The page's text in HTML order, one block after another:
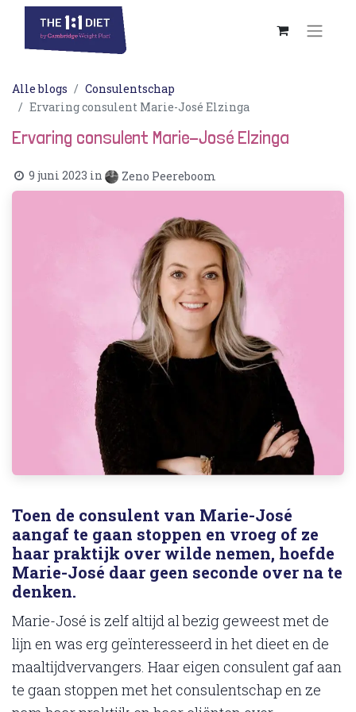
Alle blogs
Consulentschap
Ervaring consulent Marie-José Elzinga
Ervaring consulent Marie-José Elzinga
9 juni 2023 in Zeno Peereboom
Toen de consulent van Marie-José
aangaf te gaan stoppen en vroeg of ze
haar praktijk over wilde nemen, hoefde
Marie-José daar geen seconde over na te
denken.
Marie-José is zelf altijd al bezig geweest met de
lijn en was erg geïnteresseerd in het dieet en de
maaltijdvervangers. Haar eigen consulent gaf aan
te gaan stoppen met het consulentschap en ze